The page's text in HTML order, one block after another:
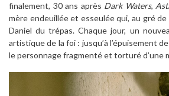
finalement, 30 ans après Dark Waters,
mère endeuillée et esseulée qui, au gré
Daniel du trépas. Chaque jour, un
artistique de la foi : jusqu’à l’épuisement
le personnage fragmenté et torturé d’une